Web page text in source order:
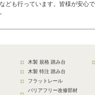
ども行っています。皆様が安心
木製 規格 踏み台
木製 特注 踏み台
フラットレール
バリアフリー改修部材